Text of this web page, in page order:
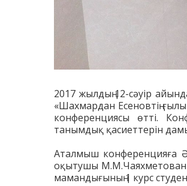
2017 жылдың 12-сәуір
«Шахмардан Есеновтің
конференциясы өтті.
танымдық қасиеттерін
Аталмыш конференцияға
оқытушы
мамандығының 1 курс